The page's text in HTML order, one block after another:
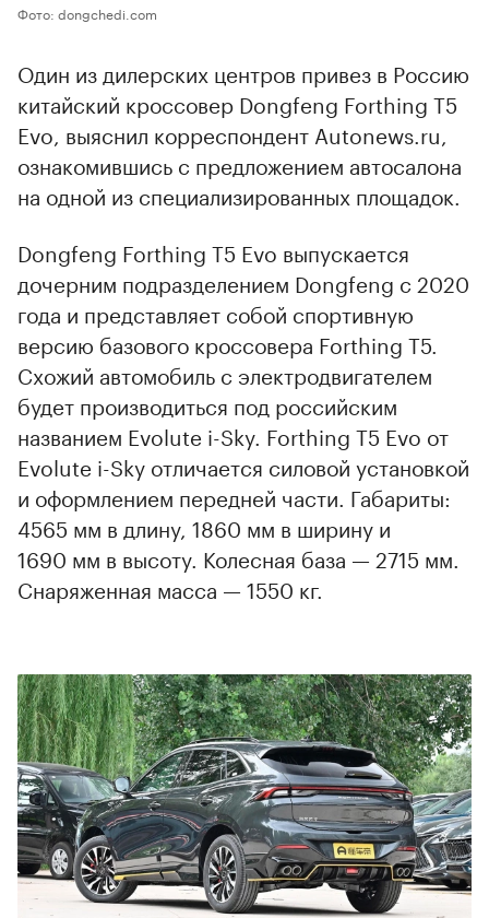
Фото: dongchedi.com
Один из дилерских центров привез в Россию
китайский кроссовер Dongfeng Forthing T5
Evo, выяснил корреспондент Autonews.ru,
ознакомившись с предложением автосалона
на одной из специализированных площадок.
Dongfeng Forthing T5 Evo выпускается
дочерним подразделением Dongfeng с 2020
года и представляет собой спортивную
версию базового кроссовера Forthing T5.
Схожий автомобиль с электродвигателем
будет производиться под российским
названием Evolute i-Sky. Forthing T5 Evo от
Evolute i-Sky отличается силовой установкой
и оформлением передней части. Габариты:
4565 мм в длину, 1860 мм в ширину и
1690 мм в высоту. Колесная база — 2715 мм.
Снаряженная масса — 1550 кг.
00:00 / 00:00